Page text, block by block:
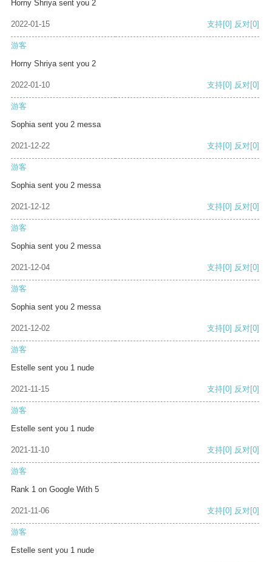
Horny Shriya sent you 2
2022-01-15 支持[0] 反对[0]
游客
Horny Shriya sent you 2
2022-01-10 支持[0] 反对[0]
游客
Sophia sent you 2 messa
2021-12-22 支持[0] 反对[0]
游客
Sophia sent you 2 messa
2021-12-12 支持[0] 反对[0]
游客
Sophia sent you 2 messa
2021-12-04 支持[0] 反对[0]
游客
Sophia sent you 2 messa
2021-12-02 支持[0] 反对[0]
游客
Estelle sent you 1 nude
2021-11-15 支持[0] 反对[0]
游客
Estelle sent you 1 nude
2021-11-10 支持[0] 反对[0]
游客
Rank 1 on Google With 5
2021-11-06 支持[0] 反对[0]
游客
Estelle sent you 1 nude